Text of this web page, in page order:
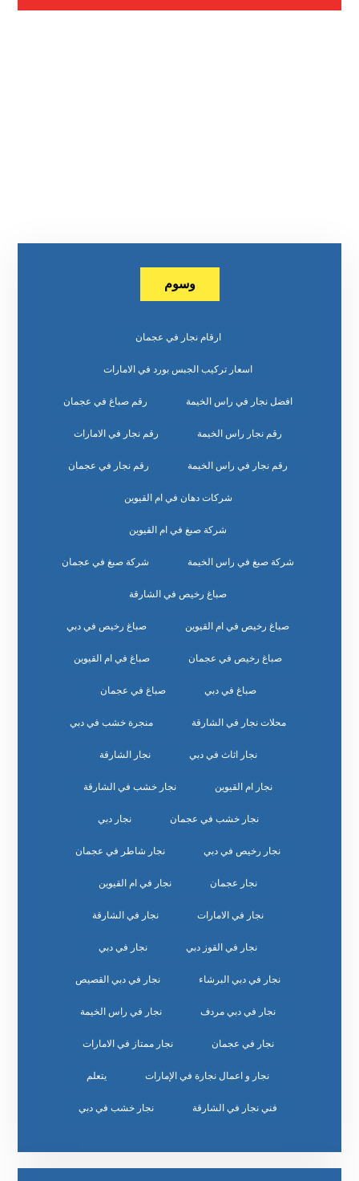
وسوم
ارقام نجار في عجمان
اسعار تركيب الجبس بورد في الامارات
افضل نجار في راس الخيمة رقم صباغ في عجمان
رقم نجار راس الخيمة رقم نجار في الامارات
رقم نجار في راس الخيمة رقم نجار في عجمان
شركات دهان في ام القيوين
شركة صبغ في ام القيوين
شركة صبغ في راس الخيمة شركة صبغ في عجمان
صباغ رخيص في الشارقة
صباغ رخيص في ام القيوين صباغ رخيص في دبي
صباغ رخيص في عجمان صباغ في ام القيوين
صباغ في دبي صباغ في عجمان
محلات نجار في الشارقة منجرة خشب في دبي
نجار اثاث في دبي نجار الشارقة
نجار ام القيوين نجار خشب في الشارقة
نجار خشب في عجمان نجار دبي
نجار رخيص في دبي نجار شاطر في عجمان
نجار عجمان نجار في ام القيوين
نجار في الامارات نجار في الشارقة
نجار في القوز دبي نجار في دبي
نجار في دبي البرشاء نجار في دبي القصيص
نجار في دبي مردف نجار في راس الخيمة
نجار في عجمان نجار ممتاز في الامارات
نجار و اعمال نجارة في الإمارات يتعلم
‏نجار خشب في دبي